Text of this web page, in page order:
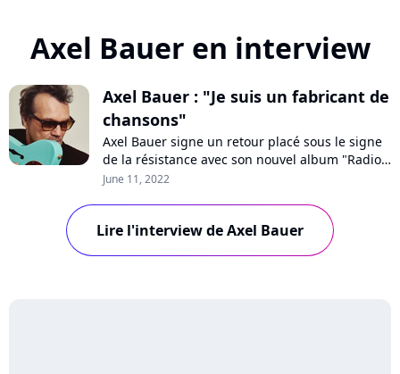
Axel Bauer en interview
Axel Bauer : "Je suis un fabricant de
chansons"
Axel Bauer signe un retour placé sous le signe
de la résistance avec son nouvel album "Radio
Londres", où résonne la voix de son père,
Rencontre passionnante avec un insatiable
musicien qui ne veut pas lâcher les guitares.
June 11, 2022
Lire l'interview de Axel Bauer